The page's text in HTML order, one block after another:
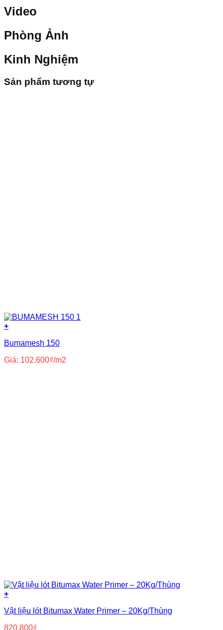
Video
Phòng Ảnh
Kinh Nghiệm
Sản phẩm tương tự
+
Bumamesh 150
Giá: 102.600₫/m2
+
Vật liệu lót Bitumax Water Primer – 20Kg/Thùng
820.800₫